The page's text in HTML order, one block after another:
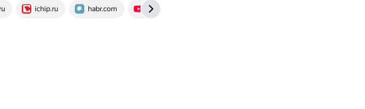
ichip.ru habr.com www.youtube.com